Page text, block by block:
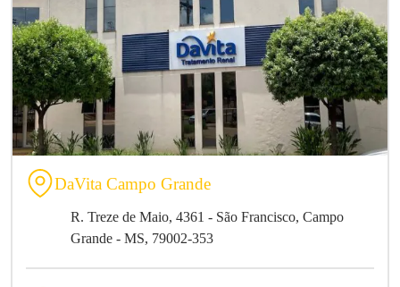
DaVita Campo Grande
R. Treze de Maio, 4361 - São Francisco, Campo
Grande - MS, 79002-353